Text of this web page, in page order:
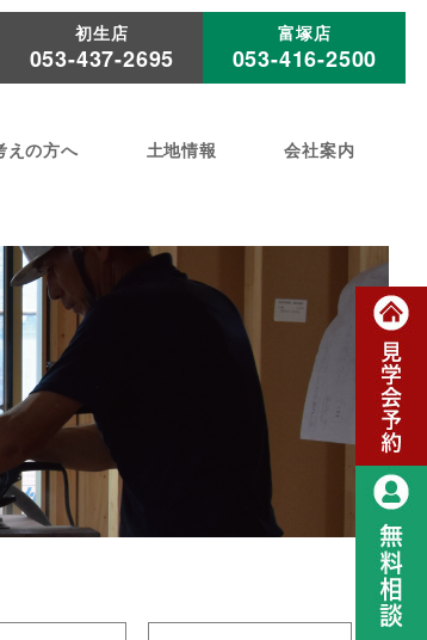
初生店
053-437-2695
富塚店
053-416-2500
えの方へ 土地情報 会社案内